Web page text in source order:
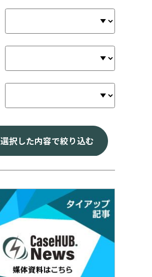
選択した内容で絞り込む